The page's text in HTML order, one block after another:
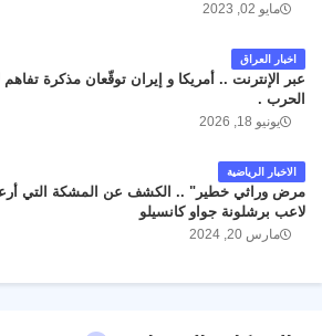
مايو 02, 2023
اخبار العراق
عبر الإنترنت .. أمريكا و إيران توقّعان مذكرة تفاهم
الحرب .
يونيو 18, 2026
الاخبار الرياضية
مرض وراثي خطير" .. الكشف عن المشكة التي
لاعب برشلونة جواو كانسيلو
مارس 20, 2024